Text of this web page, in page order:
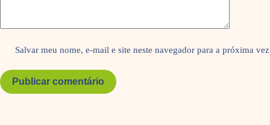
Salvar meu nome, e-mail e site neste navegador para a próxima
Publicar comentário